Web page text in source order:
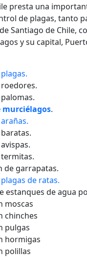
presta una
de plagas, tanto
Santiago de Chile,
y su capital,
murciélagos.
de garrapatas.
de ratas.
estanques de agua
moscas
chinches
pulgas
hormigas
polillas